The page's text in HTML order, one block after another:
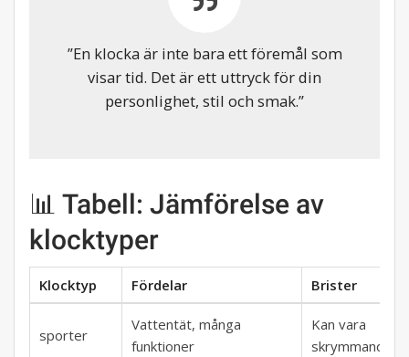
”En klocka är inte bara ett föremål som
visar tid. Det är ett uttryck för din
personlighet, stil och smak.”
📊 Tabell: Jämförelse av
klocktyper
Klocktyp Fördelar Brister
sporter
Vattentät, många
funktioner
Kan vara
skrymmande